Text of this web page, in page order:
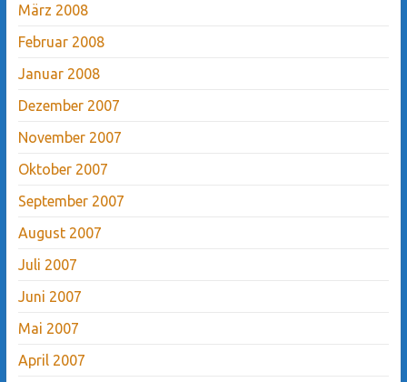
März 2008
Februar 2008
Januar 2008
Dezember 2007
November 2007
Oktober 2007
September 2007
August 2007
Juli 2007
Juni 2007
Mai 2007
April 2007